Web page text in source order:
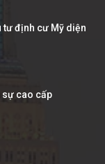
định cư Mỹ diện
sự cao cấp